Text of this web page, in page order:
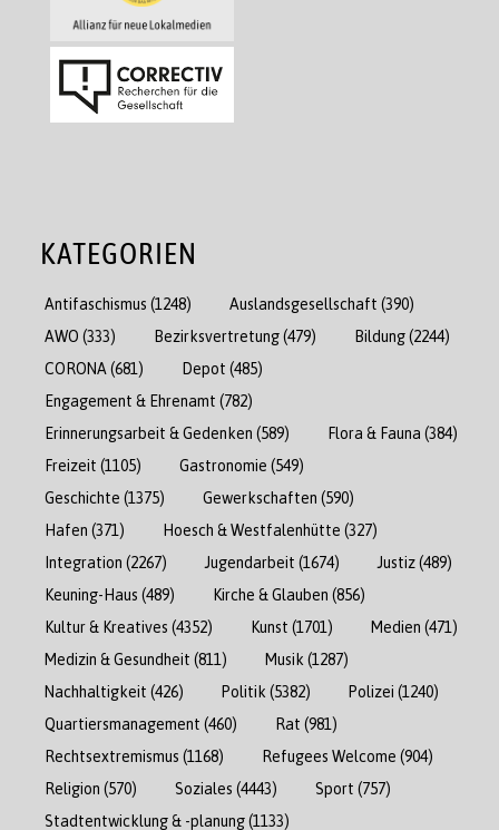
KATEGORIEN
Antifaschismus (1248) Auslandsgesellschaft (390)
AWO (333) Bezirksvertretung(479) Bildung(2244)
CORONA (681) Depot (485)
Engagement & Ehrenamt (782)
Erinnerungsarbeit & Gedenken (589) Flora & Fauna (384)
Freizeit (1105) Gastronomie (549)
Geschichte (1375) Gewerkschaften (590)
Hafen (371) Hoesch & Westfalenhütte (327)
Integration (2267) Jugendarbeit (1674) Justiz(489)
Keuning-Haus (489) Kirche & Glauben (856)
Kultur & Kreatives (4352) Kunst (1701) Medien (471)
Medizin & Gesundheit (811) Musik (1287)
Nachhaltigkeit (426) Politik (5382) Polizei (1240)
Quartiersmanagement (460) Rat (981)
Rechtsextremismus (1168) Refugees Welcome (904)
Religion (570) Soziales (4443) Sport (757)
Stadtentwicklung & -planung(1133)